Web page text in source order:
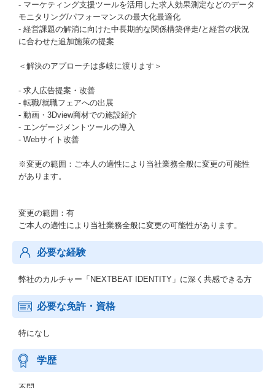
- マーケティング支援ツールを活用した求人効果測定などのデータ
モニタリング/パフォーマンスの最大化最適化
- 経営課題の解消に向けた中長期的な関係構築伴走/と経営の状況
に合わせた追加施策の提案
＜解決のアプローチは多岐に渡ります＞
- 求人広告提案・改善
- 転職/就職フェアへの出展
- 動画・3Dview商材での施設紹介
- エンゲージメントツールの導入
- Webサイト改善
※変更の範囲：ご本人の適性により当社業務全般に変更の可能性
があります。
変更の範囲：有
ご本人の適性により当社業務全般に変更の可能性があります。
必要な経験
弊社のカルチャー「NEXTBEAT IDENTITY」に深く共感できる方
必要な免許・資格
特になし
学歴